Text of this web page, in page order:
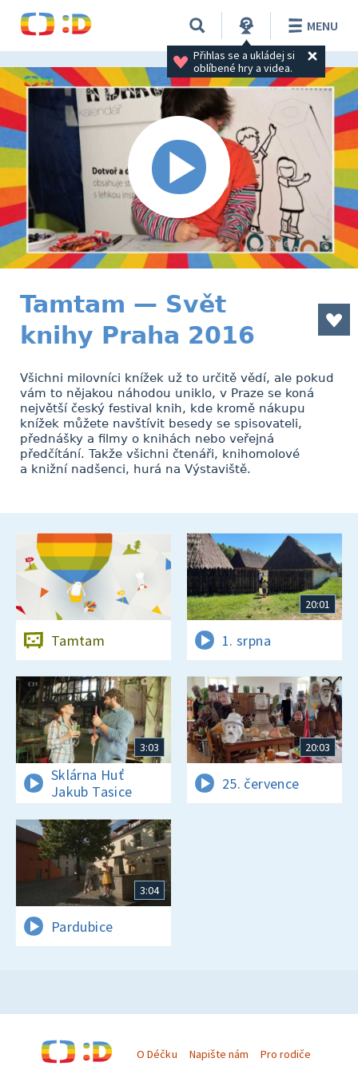
Přihlas se a ukládej si
oblíbené hry a videa.
MENU
Tamtam — Svět
knihy Praha 2016
Všichni milovníci knížek už to určitě vědí, ale pokud
vám to nějakou náhodou uniklo, v Praze se koná
největší český festival knih, kde kromě nákupu
knížek můžete navštívit besedy se spisovateli,
přednášky a filmy o knihách nebo veřejná
předčítání. Takže všichni čtenáři, knihomolové
a knižní nadšenci, hurá na Výstaviště.
Tamtam
20:01
1. srpna
3:03
Sklárna Huť
Jakub Tasice
20:03
25. července
3:04
Pardubice
O Déčku Napište nám Pro rodiče